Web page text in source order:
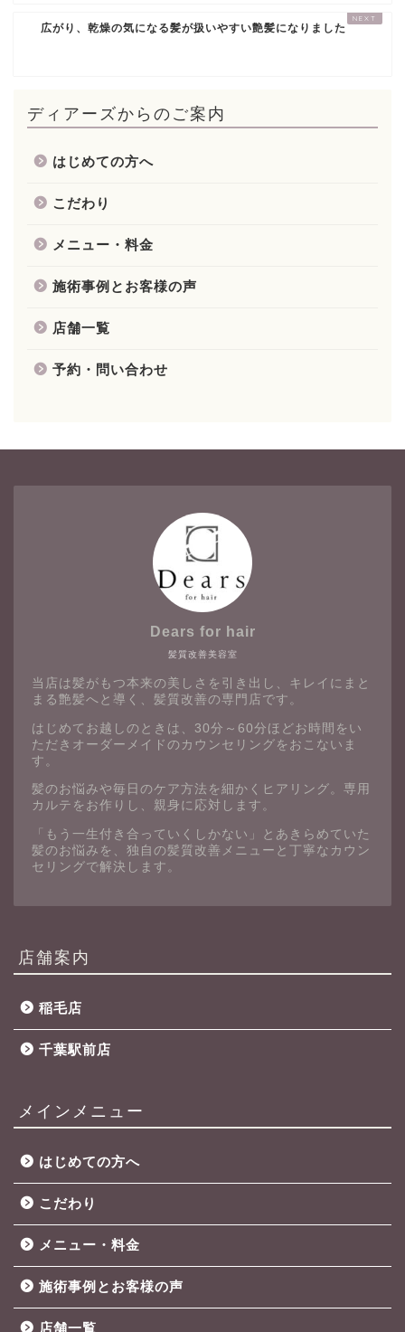
広がり、乾燥の気になる髪が扱いやすい艶髪になりました
ディアーズからのご案内
はじめての方へ
こだわり
メニュー・料金
施術事例とお客様の声
店舗一覧
予約・問い合わせ
髪質改善美容室
Dears for hair
当店は髪がもつ本来の美しさを引き出し、キレイにまと
まる艶髪へと導く、髪質改善の専門店です。
はじめてお越しのときは、30分～60分ほどお時間をい
ただきオーダーメイドのカウンセリングをおこないま
す。
髪のお悩みや毎日のケア方法を細かくヒアリング。専用
カルテをお作りし、親身に応対します。
「もう一生付き合っていくしかない」とあきらめていた
髪のお悩みを、独自の髪質改善メニューと丁寧なカウン
セリングで解決します。
店舗案内
稲毛店
千葉駅前店
メインメニュー
はじめての方へ
こだわり
メニュー・料金
施術事例とお客様の声
店舗一覧